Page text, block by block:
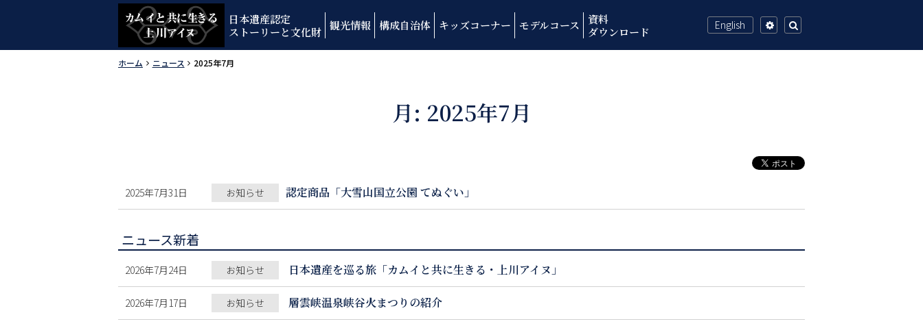
へ
カムイと
イヌ
メ
ニ
日本遺産認定
ストーリーと文化財 観光情報 構成自治体 キッズコーナー モデルコース
資料
ダウンロード
English
層
ホーム ニュース 2025年7月
月: 2025年7月
2025年7月31日 お知らせ 認定商品「大雪山国立公園 てぬぐい」
ニュース新着
2026年7月24日 お知らせ 日本遺産を巡る旅「カムイと共に生きる・上川アイヌ」
2026年7月17日 お知らせ 層雲峡温泉峡谷火まつりの紹介